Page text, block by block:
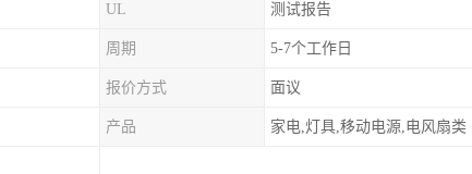
UL 测试报告
周期 5-7个工作日
报价方式 面议
产品 家电,灯具,移动电源,电风扇类